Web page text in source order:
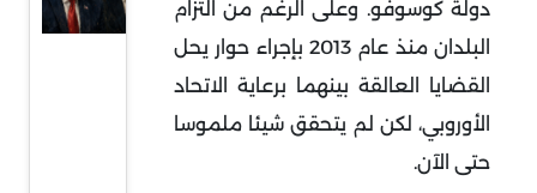
دولة كوسوفو. وعلى الرغم من التزام
البلدان منذ عام 2013 بإجراء حوار يحل
القضايا العالقة بينهما برعاية الاتحاد
الأوروبي، لكن لم يتحقق شيئا ملموسا
حتى الآن.
ووعود
وقف
الحرب
الروسية